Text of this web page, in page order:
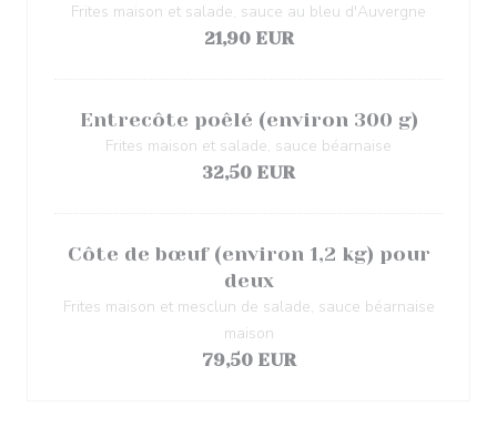
Frites maison et salade, sauce au bleu d'Auvergne
21,90 EUR
Entrecôte poêlé (environ 300 g)
Frites maison et salade, sauce béarnaise
32,50 EUR
Côte de bœuf (environ 1,2 kg) pour
deux
Frites maison et mesclun de salade, sauce béarnaise
maison
79,50 EUR